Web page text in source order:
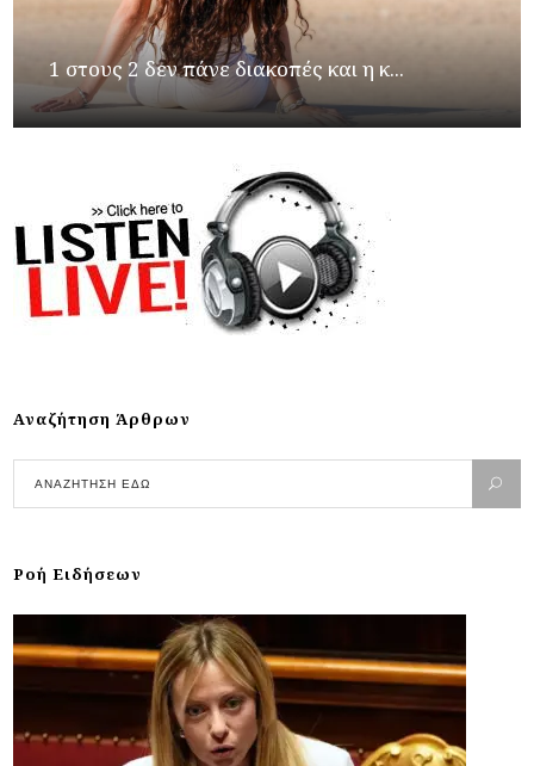
1 στους 2 δεν πάνε διακοπές και η κ...
Αναζήτηση Άρθρων
Ροή Ειδήσεων